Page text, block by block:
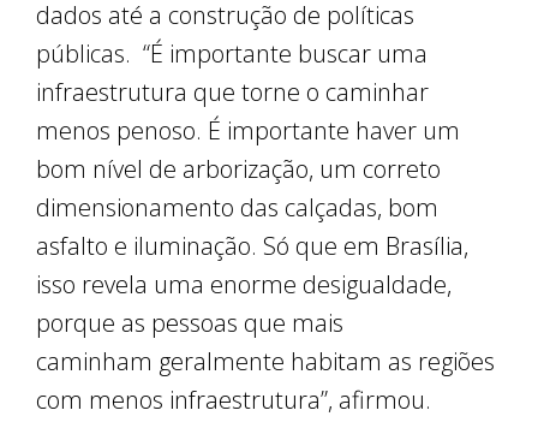
dados até a construção de políticas
públicas. “É importante buscar uma
infraestrutura que torne o caminhar
menos penoso. É importante haver um
bom nível de arborização, um correto
dimensionamento das calçadas, bom
asfalto e iluminação. Só que em Brasília,
isso revela uma enorme desigualdade,
porque as pessoas que mais
caminham geralmente habitam as regiões
com menos infraestrutura”, afirmou.